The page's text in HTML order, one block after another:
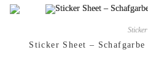
Sticker
Sticker Sheet –